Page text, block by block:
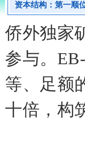
资本结构：第一顺
侨外独家
参与。
等、足额
十倍，构